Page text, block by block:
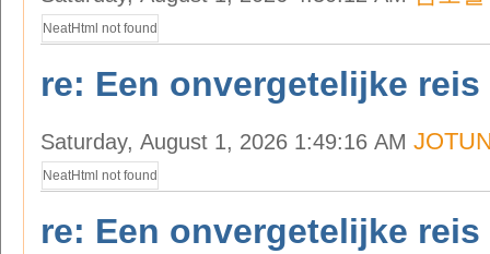
NeatHtml not found
re: Een onvergetelijke reis
Saturday, August 1, 2026 1:49:16 AM
NeatHtml not found
re: Een onvergetelijke reis